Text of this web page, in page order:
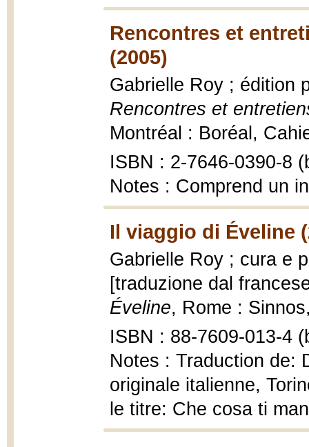
Rencontres et
(2005)
Gabrielle Roy ; édition
Rencontres et
Montréal : Boréal,
ISBN : 2-7646-0390-8
Notes : Comprend un
Il viaggio di Éveline
Gabrielle Roy ; cura e
[traduzione dal
Éveline, Rome :
ISBN : 88-7609-013-4
Notes : Traduction de:
originale italienne,
le titre: Che cosa ti